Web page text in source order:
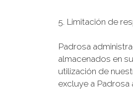
5. Limitación de
Padrosa
almacenados en
utilización de
excluye a